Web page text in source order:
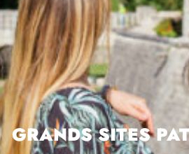
Grands sites